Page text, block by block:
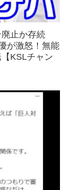
廃止か存続
が激怒！無能
KSLチャン